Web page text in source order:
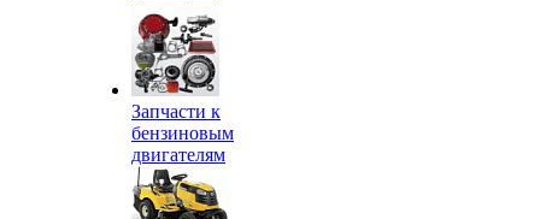
Запчасти к
бензиновым
двигателям